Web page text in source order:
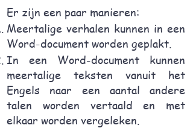
Er zijn een paar manieren:
Meertalige verhalen kunnen in een
Word-document worden geplakt.
In een Word-document kunnen
meertalige teksten vanuit het
Engels naar een aantal andere
talen worden vertaald en met
elkaar worden vergeleken.